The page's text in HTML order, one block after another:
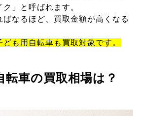
」と呼ばれます。
なるほど、買取金額が高くなる
も用自転車も買取対象です。
転車の買取相場は？